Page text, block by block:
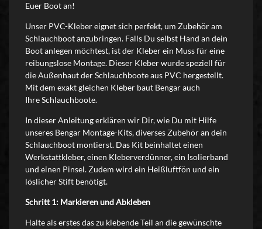
Euer Boot an!
Unser PVC-Kleber eignet sich perfekt, um Zubehör am
Schlauchboot anzubringen. Falls Du selbst Hand an dein
Boot anlegen möchtest, ist der Kleber ein Muss für eine
reibungslose Montage. Dieser Kleber wurde speziell für
die Außenhaut der Schlauchboote aus PVC hergestellt.
Mit dem exakt gleichen Kleber baut Bengar auch
Ihre Schlauchboote.
In dieser Anleitung erklären wir Dir, wie Du mit Hilfe
unseres Bengar Montage-Kits, diverses Zubehör an dein
Schlauchboot montierst. Das Kit beinhaltet einen
Werkstattkleber, einen Kleberverdünner, ein Isolierband
und einen Pinsel. Zudem wird ein Heißluftfön und ein
löslicher Stift benötigt.
Schritt 1: Markieren und Abkleben
Halte als erstes das zu klebende Teil an die gewünschte